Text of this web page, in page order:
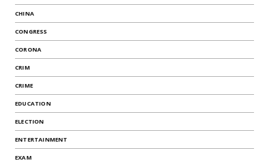
CHINA
CONGRESS
CORONA
CRIM
CRIME
EDUCATION
ELECTION
ENTERTAINMENT
EXAM